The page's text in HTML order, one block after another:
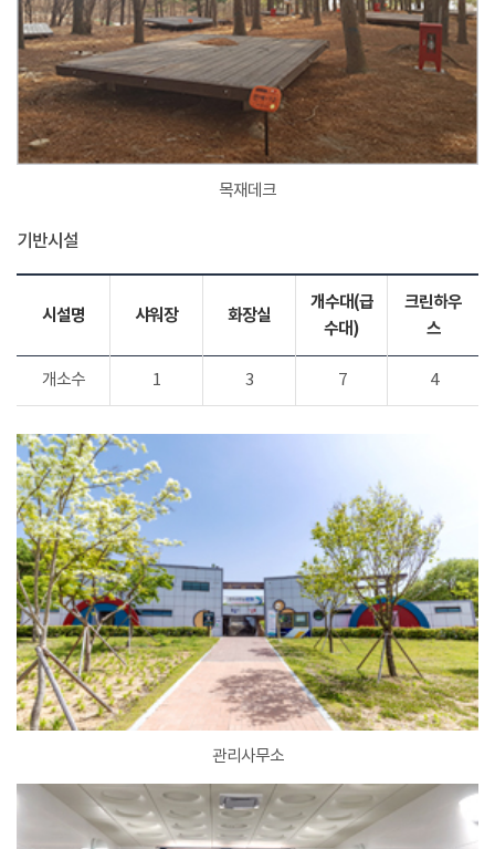
목재데크
기반시설
시설명 샤워장 화장실
개수대(급
수대)
크린하우
스
개소수 1 3 7 4
관리사무소